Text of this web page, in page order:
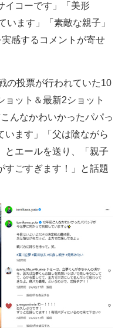
イコーです」「美形
ます」「素敵な親子」
実感するコメントが寄せ
の投票が行われていた10
ョット＆最新2ショット
んなかわいかったパパっ
います」「父は陰ながら
とエールを送り、「親子
すごすぎます！」と話題